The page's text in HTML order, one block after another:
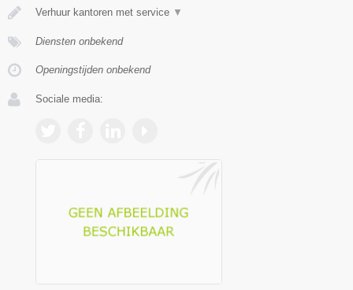
Verhuur kantoren met service ▼
Diensten onbekend
Openingstijden onbekend
Sociale media: